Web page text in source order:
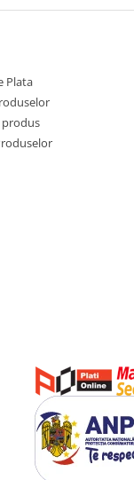
Plata
produs